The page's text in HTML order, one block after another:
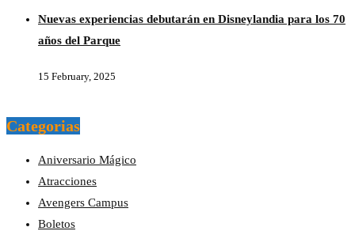
Nuevas experiencias debutarán en Disneylandia para los 70
años del Parque
15 February, 2025
Categorias
Aniversario Mágico
Atracciones
Avengers Campus
Boletos